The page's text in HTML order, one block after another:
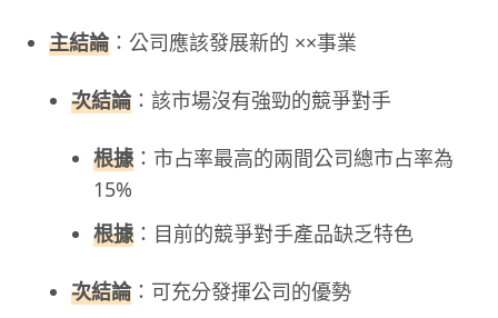
主結論：公司應該發展新的 ××事業
次結論：該市場沒有強勁的競爭對手
根據 ：市占率最高的兩間公司總市占率為
15%
根據 ：目前的競爭對手產品缺乏特色
次結論：可充分發揮公司的優勢